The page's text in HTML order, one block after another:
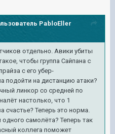
PabloEller
отдельно. Авики убиты
чтобы группа Сайпана с
с его убер-
подойти на дистанцию атаки?
линкор со средней по
настолько, что 1
счастье? Теперь это норма.
самолёта? Теперь так
коллега поможет